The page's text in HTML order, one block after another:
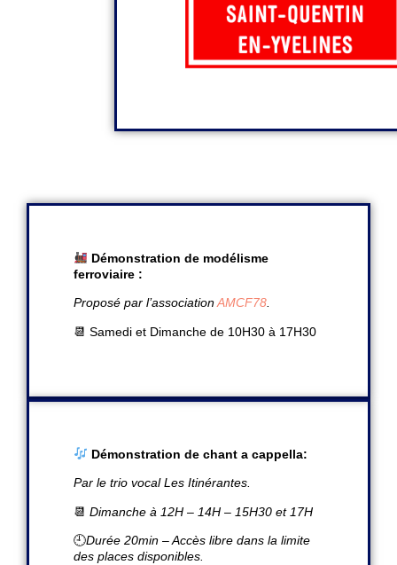
Démonstration de modélisme
ferroviaire :
Proposé par l’associationAMCF78
📆 Samedi et Dimanche de 10H30 à 17H30
Démonstration de chant a cappella:
Par le trio vocal Les Itinérantes.
📆 Dimanche à 12H – 14H – 15H30 et 17H
🕘Durée 20min – Accès libre dans la limite
des places disponibles.